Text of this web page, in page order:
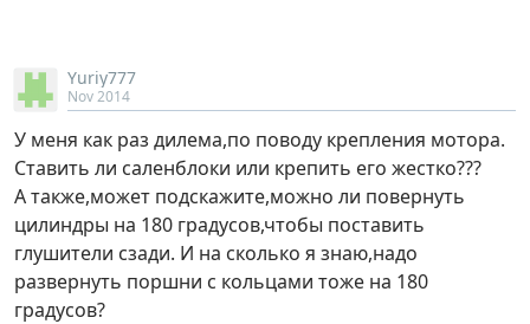
Yuriy777
Nov 2014
У меня как раз дилема,по поводу крепления мотора.
Ставить ли саленблоки или крепить его жестко???
А также,может подскажите,можно ли повернуть
цилиндры на 180 градусов,чтобы поставить
глушители сзади. И на сколько я знаю,надо
развернуть поршни с кольцами тоже на 180
градусов?